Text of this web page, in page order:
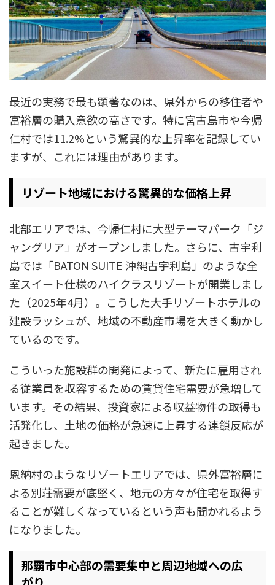
最近の実務で最も顕著なのは、県外からの移住者や
富裕層の購入意欲の高さです。特に宮古島市や今帰
仁村では11.2%という驚異的な上昇率を記録してい
ますが、これには理由があります。
リゾート地域における驚異的な価格上昇
北部エリアでは、今帰仁村に大型テーマパーク「ジ
ャングリア」がオープンしました。さらに、古宇利
島では「BATON SUITE 沖縄古宇利島」のような全
室スイート仕様のハイクラスリゾートが開業しまし
た（2025年4月）。こうした大手リゾートホテルの
建設ラッシュが、地域の不動産市場を大きく動かし
ているのです。
こういった施設群の開発によって、新たに雇用され
る従業員を収容するための賃貸住宅需要が急増して
います。その結果、投資家による収益物件の取得も
活発化し、土地の価格が急速に上昇する連鎖反応が
起きました。
恩納村のようなリゾートエリアでは、県外富裕層に
よる別荘需要が底堅く、地元の方々が住宅を取得す
ることが難しくなっているという声も聞かれるよう
になりました。
那覇市中心部の需要集中と周辺地域への広
がり